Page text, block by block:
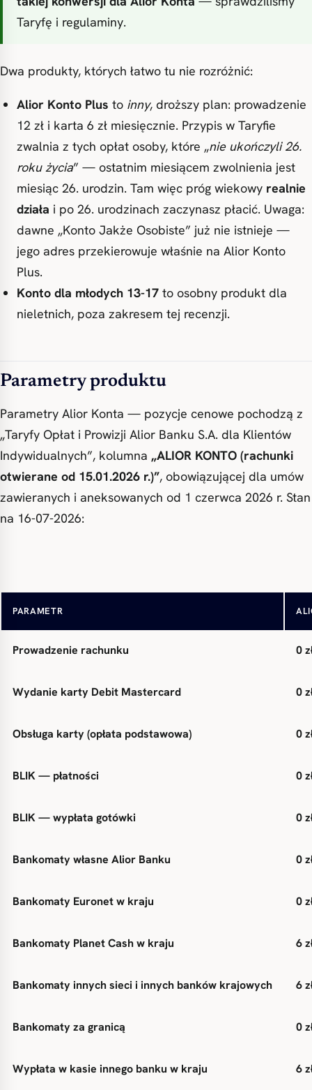
Taryfę i regulaminy.
Dwa produkty, których łatwo tu nie rozróżnić:
Alior Konto Plus to inny, droższy plan: prowadzenie
12 zł i karta 6 zł miesięcznie. Przypis w Taryfie
zwalnia z tych opłat osoby, które „nie ukończyli 26.
roku życia” — ostatnim miesiącem zwolnienia jest
miesiąc 26. urodzin. Tam więc próg wiekowy realnie
działa i po 26. urodzinach zaczynasz płacić. Uwaga:
dawne „Konto Jakże Osobiste” już nie istnieje —
jego adres przekierowuje właśnie na Alior Konto
Plus.
Konto dla młodych 13-17 to osobny produkt dla
nieletnich, poza zakresem tej recenzji.
Parametry produktu
Parametry Alior Konta — pozycje cenowe pochodzą z
„Taryfy Opłat i Prowizji Alior Banku S.A. dla Klientów
Indywidualnych”, kolumna „ALIOR KONTO (rachunki
otwierane od 15.01.2026 r.)”, obowiązującej dla umów
zawieranych i aneksowanych od 1 czerwca 2026 r. Stan
na 16-07-2026:
PARAMETR
Otwarcie rachunku 0
Prowadzenie rachunku 0
Wydanie karty Debit Mastercard 0
Obsługa karty (opłata podstawowa) 0
BLIK — płatności 0
BLIK — wypłata gotówki 0
Bankomaty własne Alior Banku 0
Bankomaty Euronet w kraju 0
Bankomaty Planet Cash w kraju 6
Bankomaty innych sieci i innych banków krajowych 6
Bankomaty za granicą 0
Wypłata w kasie innego banku w kraju 6